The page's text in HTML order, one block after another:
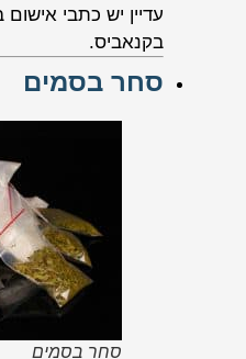
עדיין יש כתבי
בקנאביס.
סחר בסמים
סחר בסמים